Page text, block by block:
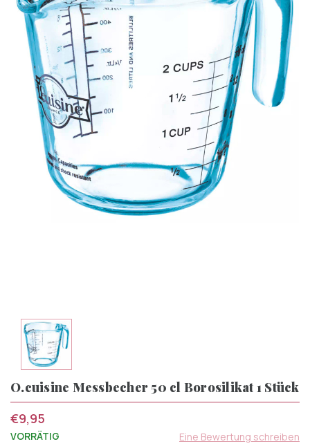
O.cuisine Messbecher 50 cl Borosilikat 1 Stück
€9,95
VORRÄTIG Eine Bewertung schreiben